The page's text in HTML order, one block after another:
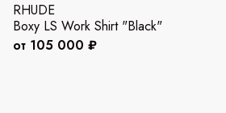
RHUDE
Boxy LS Work Shirt "Black"
от 105 000 ₽